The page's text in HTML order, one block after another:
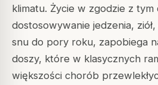
klimatu. Życie w zgodzie z tym
dostosowywanie jedzenia,
snu do pory roku, zapobiega
doszy, które w klasycznych
większości chorób